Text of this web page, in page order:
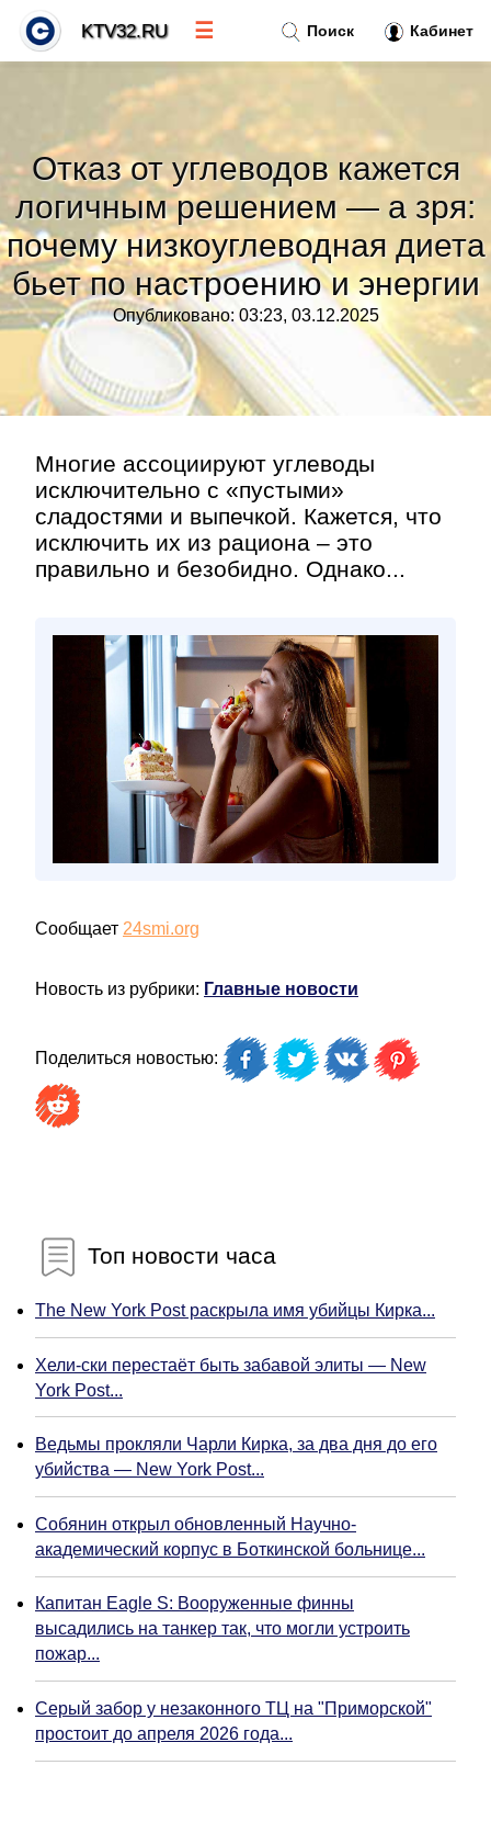
Отказ от углеводов кажется
логичным решением — а зря:
почему низкоуглеводная диета
бьет по настроению и энергии
Опубликовано: 03:23, 03.12.2025
Многие ассоциируют углеводы
исключительно с «пустыми»
сладостями и выпечкой. Кажется, что
исключить их из рациона – это
правильно и безобидно. Однако...
Сообщает 24smi.org
Новость из рубрики: Главные новости
Поделиться новостью:
Топ новости часа
The New York Post раскрыла имя убийцы Кирка...
Хели-ски перестаёт быть забавой элиты — New
York Post...
Ведьмы прокляли Чарли Кирка, за два дня до его
убийства — New York Post...
Собянин открыл обновленный Научно-
академический корпус в Боткинской больнице...
Капитан Eagle S: Вооруженные финны
высадились на танкер так, что могли устроить
пожар...
Серый забор у незаконного ТЦ на "Приморской"
простоит до апреля 2026 года...
Поиск Кабинет
KTV32.RU ☰
Тренды новостей»
Рубрики»
Правила»
Контакт»